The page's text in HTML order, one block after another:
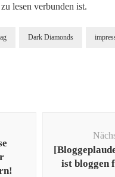
lesen verbunden ist.
Dark Diamonds
ist bloggen